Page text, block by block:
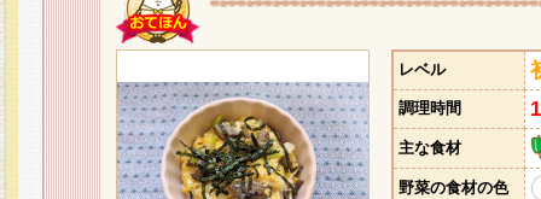
レベル
調理時間
主な食材
野菜の食材の色